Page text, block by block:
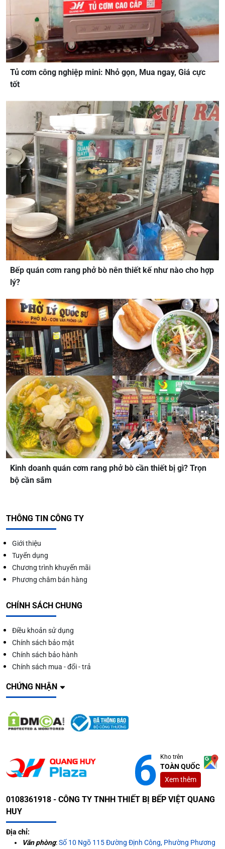
Tủ cơm công nghiệp mini: Nhỏ gọn, Mua ngay, Giá cực
tốt
Bếp quán cơm rang phở bò nên thiết kế như nào cho hợp
lý?
Kinh doanh quán cơm rang phở bò cần thiết bị gì? Trọn
bộ cần sắm
THÔNG TIN CÔNG TY
Giới thiệu
Tuyển dụng
Chương trình khuyến mãi
Phương châm bán hàng
CHÍNH SÁCH CHUNG
Điều khoản sử dụng
Chính sách bảo mật
Chính sách bảo hành
Chính sách mua - đổi - trả
CHỨNG NHẬN
Kho trên
TOÀN QUỐC
Xem thêm
0108361918 - CÔNG TY TNHH THIẾT BỊ BẾP VIỆT QUANG
HUY
Địa chỉ:
Văn phòng:Số 10 Ngõ 115 Đường Định Công, Phường Phương